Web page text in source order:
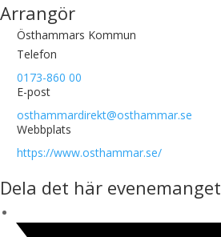
Arrangör
Östhammars Kommun
Telefon
0173-860 00
E-post
osthammardirekt@osthammar.se
Webbplats
https://www.osthammar.se/
Dela det här evenemanget